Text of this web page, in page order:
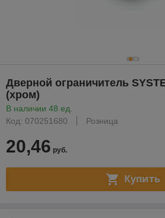
Дверной ограничитель
(хром)
В наличии 48 ед.
Код: 070251680
Розница
20,46 руб.
Купить